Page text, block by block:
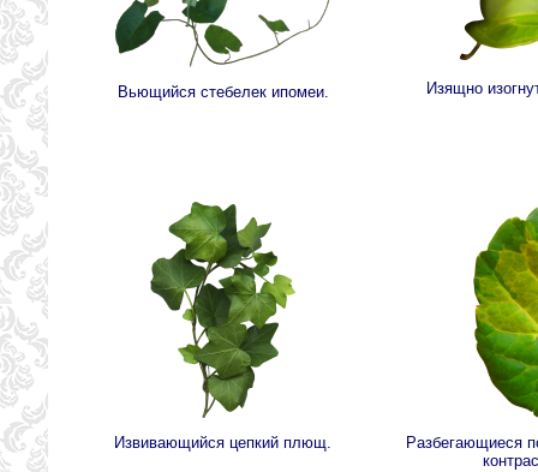
Вьющийся стебелек ипомеи. Изящно
Извивающийся цепкий плющ.
Разбегающиеся